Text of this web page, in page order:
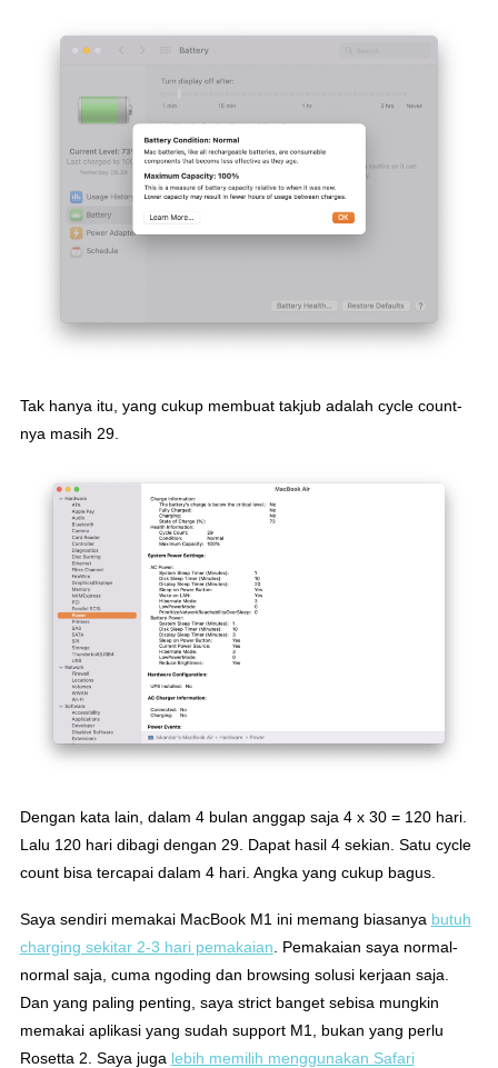
Tak hanya itu, yang cukup membuat takjub adalah cycle count-
nya masih 29.
Dengan kata lain, dalam 4 bulan anggap saja 4 x 30 = 120 hari.
Lalu 120 hari dibagi dengan 29. Dapat hasil 4 sekian. Satu cycle
count bisa tercapai dalam 4 hari. Angka yang cukup bagus.
Saya sendiri memakai MacBook M1 ini memang biasanya butuh
charging sekitar 2-3 hari pemakaian . Pemakaian saya normal-
normal saja, cuma ngoding dan browsing solusi kerjaan saja.
Dan yang paling penting, saya strict banget sebisa mungkin
memakai aplikasi yang sudah support M1, bukan yang perlu
Rosetta 2. Saya juga lebih memilih menggunakan Safari